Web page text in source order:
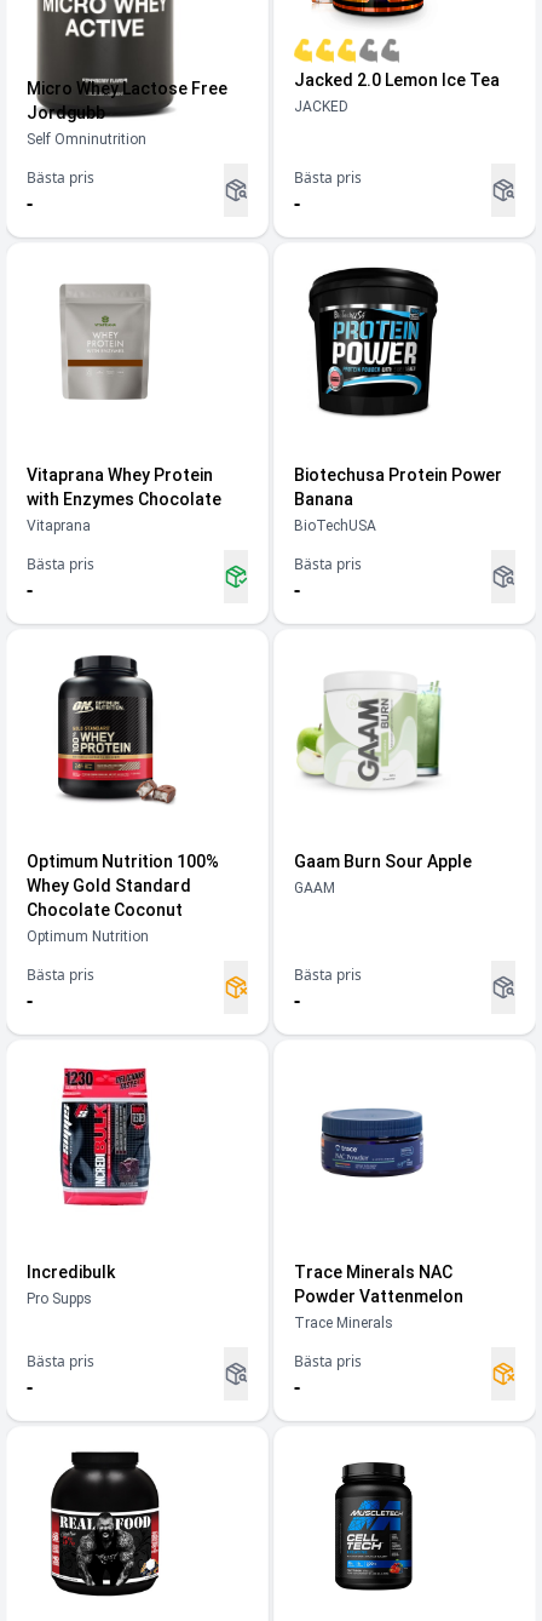
Micro Whey Lactose Free
Jordgubb
Self Omninutrition
Bästa pris
-
Jacked 2.0 Lemon Ice Tea
JACKED
Bästa pris
-
Vitaprana Whey Protein
with Enzymes Chocolate
Vitaprana
Bästa pris
-
Biotechusa Protein Power
Banana
BioTechUSA
Bästa pris
-
Optimum Nutrition 100%
Whey Gold Standard
Chocolate Coconut
Optimum Nutrition
Bästa pris
-
Gaam Burn Sour Apple
GAAM
Bästa pris
-
Incredibulk
Pro Supps
Bästa pris
-
Trace Minerals NAC
Powder Vattenmelon
Trace Minerals
Bästa pris
-